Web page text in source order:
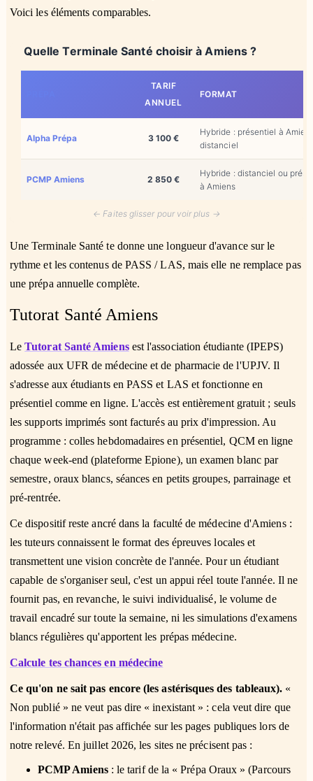
Voici les éléments comparables.
Quelle Terminale Santé choisir à Amiens ?
TARIF
ANNUEL
FORMAT
Alpha Prépa 3 100 €
Hybride : présentiel à
distanciel
PCMP Amiens 2 850 €
Hybride : distanciel ou
à Amiens
← Faites glisser pour voir plus →
Une Terminale Santé te donne une longueur d'avance sur le
rythme et les contenus de PASS / LAS, mais elle ne remplace pas
une prépa annuelle complète.
Tutorat Santé Amiens
LeTutorat Santé Amiensest l'association étudiante (IPEPS)
adossée aux UFR de médecine et de pharmacie de l'UPJV. Il
s'adresse aux étudiants en PASS et LAS et fonctionne en
présentiel comme en ligne. L'accès est entièrement gratuit ; seuls
les supports imprimés sont facturés au prix d'impression. Au
programme : colles hebdomadaires en présentiel, QCM en ligne
chaque week-end (plateforme Epione), un examen blanc par
semestre, oraux blancs, séances en petits groupes, parrainage et
pré-rentrée.
Ce dispositif reste ancré dans la faculté de médecine d'Amiens :
les tuteurs connaissent le format des épreuves locales et
transmettent une vision concrète de l'année. Pour un étudiant
capable de s'organiser seul, c'est un appui réel toute l'année. Il ne
fournit pas, en revanche, le suivi individualisé, le volume de
travail encadré sur toute la semaine, ni les simulations d'examens
blancs régulières qu'apportent les prépas médecine.
Calcule tes chances en médecine
Ce qu'on ne sait pas encore (les astérisques des tableaux). «
Non publié » ne veut pas dire « inexistant » : cela veut dire que
l'information n'était pas affichée sur les pages publiques lors de
notre relevé. En juillet 2026, les sites ne précisent pas :
PCMP Amiens: le tarif de la « Prépa Oraux » (Parcours